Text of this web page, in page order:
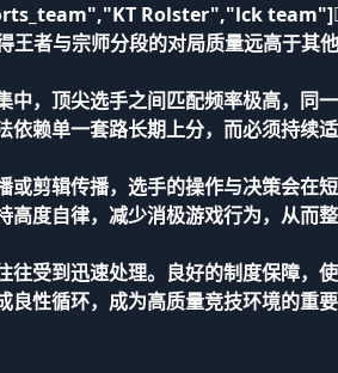
Rolster","lck
王者与宗师分段的对局质量远高于其他
中，顶尖选手之间匹配频率极高，同
依赖单一套路长期上分，而必须持续
或剪辑传播，选手的操作与决策会在
高度自律，减少消极游戏行为，从而
往受到迅速处理。良好的制度保障，
良性循环，成为高质量竞技环境的重